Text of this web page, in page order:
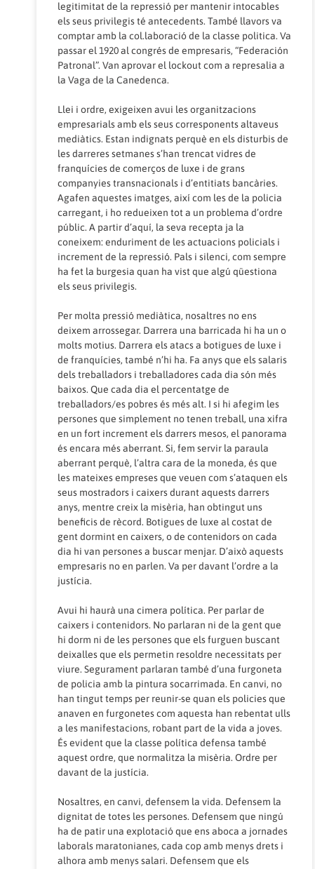
legitimitat de la repressió per mantenir intocables
els seus privilegis té antecedents. També llavors va
comptar amb la col.laboració de la classe politica. Va
passar el 1920 al congrés de empresaris, “Federación
Patronal”. Van aprovar el lockout com a represalia a
la Vaga de la Canedenca.
Llei i ordre, exigeixen avui les organitzacions
empresarials amb els seus corresponents altaveus
mediàtics. Estan indignats perquè en els disturbis de
les darreres setmanes s’han trencat vidres de
franquícies de comerços de luxe i de grans
companyies transnacionals i d’entitiats bancàries.
Agafen aquestes imatges, així com les de la policia
carregant, i ho redueixen tot a un problema d’ordre
públic. A partir d’aquí, la seva recepta ja la
coneixem: enduriment de les actuacions policials i
increment de la repressió. Pals i silenci, com sempre
ha fet la burgesia quan ha vist que algú qüestiona
els seus privilegis.
Per molta pressió mediàtica, nosaltres no ens
deixem arrossegar. Darrera una barricada hi ha un o
molts motius. Darrera els atacs a botigues de luxe i
de franquícies, també n’hi ha. Fa anys que els salaris
dels treballadors i treballadores cada dia són més
baixos. Que cada dia el percentatge de
treballadors/es pobres és més alt. I si hi afegim les
persones que simplement no tenen treball, una xifra
en un fort increment els darrers mesos, el panorama
és encara més aberrant. Si, fem servir la paraula
aberrant perquè, l’altra cara de la moneda, és que
les mateixes empreses que veuen com s’ataquen els
seus mostradors i caixers durant aquests darrers
anys, mentre creix la misèria, han obtingut uns
beneficis de rècord. Botigues de luxe al costat de
gent dormint en caixers, o de contenidors on cada
dia hi van persones a buscar menjar. D’això aquests
empresaris no en parlen. Va per davant l’ordre a la
justícia.
Avui hi haurà una cimera política. Per parlar de
caixers i contenidors. No parlaran ni de la gent que
hi dorm ni de les persones que els furguen buscant
deixalles que els permetin resoldre necessitats per
viure. Segurament parlaran també d’una furgoneta
de policia amb la pintura socarrimada. En canvi, no
han tingut temps per reunir-se quan els policies que
anaven en furgonetes com aquesta han rebentat ulls
a les manifestacions, robant part de la vida a joves.
És evident que la classe política defensa també
aquest ordre, que normalitza la misèria. Ordre per
davant de la justícia.
Nosaltres, en canvi, defensem la vida. Defensem la
dignitat de totes les persones. Defensem que ningú
ha de patir una explotació que ens aboca a jornades
laborals maratonianes, cada cop amb menys drets i
alhora amb menys salari. Defensem que els